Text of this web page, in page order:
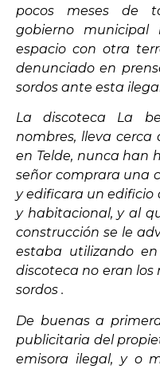
pocos meses de
gobierno
espacio con otra
denunciado en
sordos ante esta
La discoteca La
nombres, lleva
en Telde, nunca han
señor comprara una
y edificara un edificio
y habitacional, y al
construcción se le
estaba utilizando
discoteca no eran los
sordos .
De buenas a
publicitaria del
emisora ilegal, y o